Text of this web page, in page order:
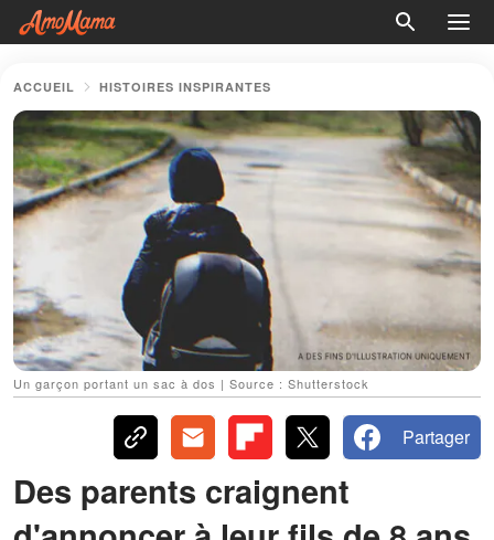
ACCUEIL HISTOIRES INSPIRANTES
Un garçon portant un sac à dos | Source : Shutterstock
Partager
Des parents craignent